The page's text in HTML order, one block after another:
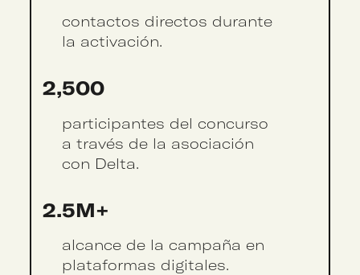
contactos directos durante
la activación.
2,500
participantes del concurso
a través de la asociación
con Delta.
2.5M+
alcance de la campaña en
plataformas digitales.